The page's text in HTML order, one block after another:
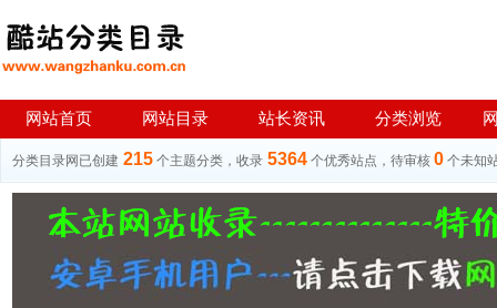
网站首页 网站目录 站长资讯 分类浏览
分类目录网已创建 215 个主题分类，收录 5364 个优秀站点，待审核 0 个未知